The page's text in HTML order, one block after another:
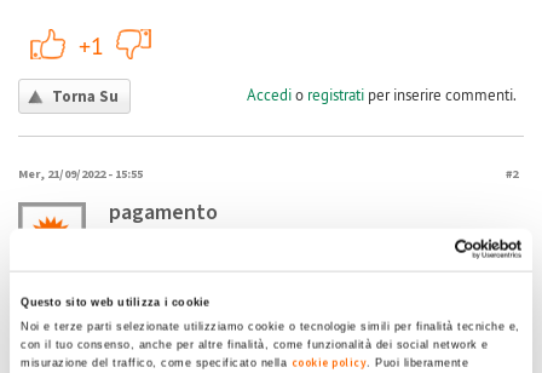
Questo sito web utilizza i cookie
Noi e terze parti selezionate utilizziamo cookie o tecnologie simili per finalità tecniche e,
con il tuo consenso, anche per altre finalità, come funzionalità dei social network e
misurazione del traffico, come specificato nella cookie policy. Puoi liberamente
+1
Torna Su Accedio registratiper inserire commenti.
Mer, 21/09/2022 - 15:55 #2
pagamento
garantito, non ti preoccupare che poi a fine anno faranno tutti
i conteggi e ti sarà dato tutto in conguaglio.
Io il mese di Giugno a 0,27 e giugno 0,44.